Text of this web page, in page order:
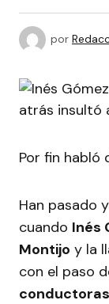
por
Por fin habló
Han pasado
cuando Inés
Montijo y la
con el paso